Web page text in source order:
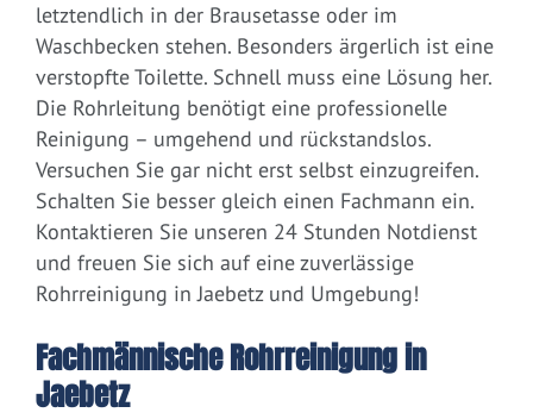
letztendlich in der Brausetasse oder im
Waschbecken stehen. Besonders ärgerlich ist eine
verstopfte Toilette. Schnell muss eine Lösung her.
Die Rohrleitung benötigt eine professionelle
Reinigung – umgehend und rückstandslos.
Versuchen Sie gar nicht erst selbst einzugreifen.
Schalten Sie besser gleich einen Fachmann ein.
Kontaktieren Sie unseren 24 Stunden Notdienst
und freuen Sie sich auf eine zuverlässige
Rohrreinigung in Jaebetz und Umgebung!
Fachmännische Rohrreinigung in
Jaebetz